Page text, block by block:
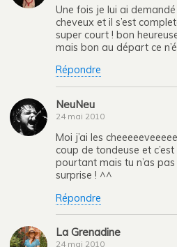
Une fois je lui ai
cheveux et il s’est
super court ! bon
mais bon au départ ce
Répondre
NeuNeu
24 mai 2010
Moi j’ai les
coup de tondeuse et
pourtant mais tu n’as
surprise ! ^^
Répondre
La Grenadine
24 mai 2010